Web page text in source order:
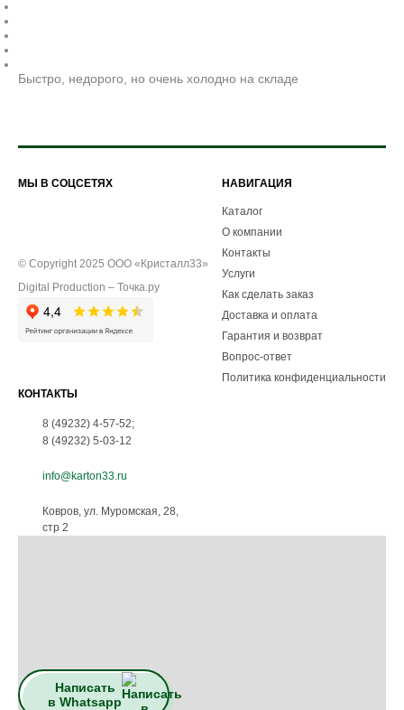
Быстро, недорого, но очень холодно на складе
МЫ В СОЦСЕТЯХ
© Copyright 2025 ООО «Кристалл33»
Digital Production – Точка.ру
НАВИГАЦИЯ
Каталог
О компании
Контакты
Услуги
Как сделать заказ
Доставка и оплата
Гарантия и возврат
Вопрос-ответ
Политика конфиденциальности
КОНТАКТЫ
8 (49232) 4-57-52;
8 (49232) 5-03-12
info@karton33.ru
Ковров, ул. Муромская, 28,
стр 2
Написать
в Whatsapp